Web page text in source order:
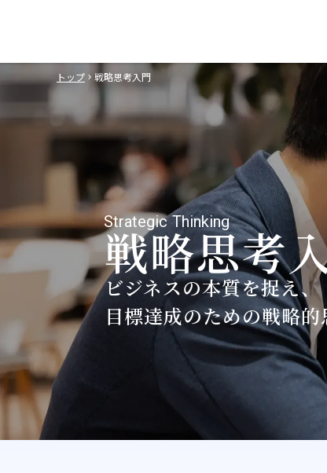
トップ keyboard_arrow_right 戦略思考入門
Strategic Thinking
戦略思考
ビジネスの本質を捉え、
目標達成のための戦略